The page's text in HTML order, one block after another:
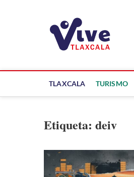
TLAXCALA TURISMO
Etiqueta: deiv